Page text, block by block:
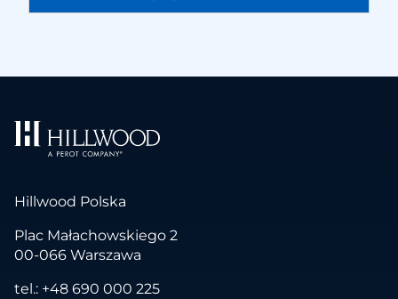
Hillwood Polska
Plac Małachowskiego 2
00-066 Warszawa
tel.: +48 690 000 225